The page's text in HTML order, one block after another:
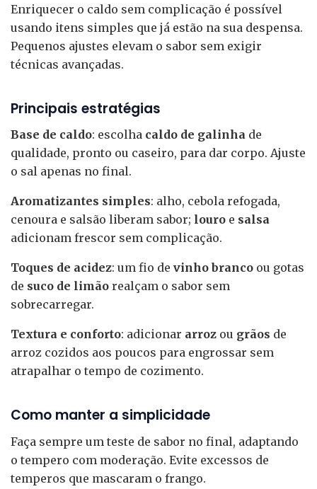
Enriquecer o caldo sem complicação é possível
usando itens simples que já estão na sua despensa.
Pequenos ajustes elevam o sabor sem exigir
técnicas avançadas.
Principais estratégias
Base de caldo: escolha caldo de galinha de
qualidade, pronto ou caseiro, para dar corpo. Ajuste
o sal apenas no final.
Aromatizantes simples: alho, cebola refogada,
cenoura e salsão liberam sabor; louro e salsa
adicionam frescor sem complicação.
Toques de acidez: um fio de vinho branco ou gotas
de suco de limão realçam o sabor sem
sobrecarregar.
Textura e conforto: adicionar arroz ou grãos de
arroz cozidos aos poucos para engrossar sem
atrapalhar o tempo de cozimento.
Como manter a simplicidade
Faça sempre um teste de sabor no final, adaptando
o tempero com moderação. Evite excessos de
temperos que mascaram o frango.